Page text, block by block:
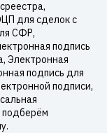
для сделок с
СФР,
подпись
Электронная
подпись для
подписи,
подберём